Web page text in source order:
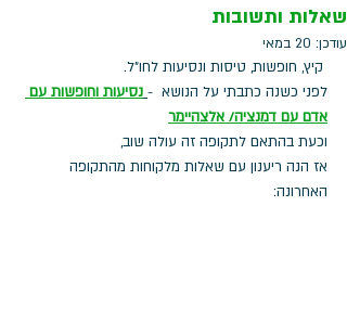
שאלות ותשובות
עודכן: 20 במאי
לפני כשנה כתבתי על הנושא  - נסיעות וחופשות עם
אדם עם דמנציה/ אלצהיימר
וכעת בהתאם לתקופה זה עולה שוב,
אז הנה ריענון עם שאלות מלקוחות מהתקופה
האחרונה: